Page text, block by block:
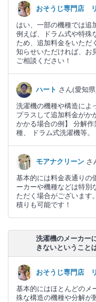
おそうじ専門店
はい、一部の機種では追
例えば、ドラム式や特殊
ため、追加料金をいただ
知らせいただければ、お
ご相談ください！
ハート さん(愛知
洗濯機の機種や構造によ
プラスして追加料金がか
かかる場合の例】 分解
種、 ドラム式洗濯機等。
モアナクリーン さ
基本的には料金表通りの
ーカーや機種などは特別
ただく場合がございます
積りも可能です！
洗濯機のメーカー
きないということ
おそうじ専門店
基本的にはほとんどのメ
殊な構造の機種や分解が